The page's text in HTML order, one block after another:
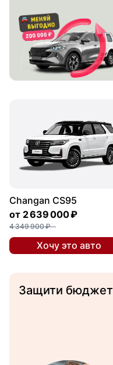
Changan CS95
от 2 639 000 ₽
4 349 900 ₽
Хочу это авто
Защити бюджет